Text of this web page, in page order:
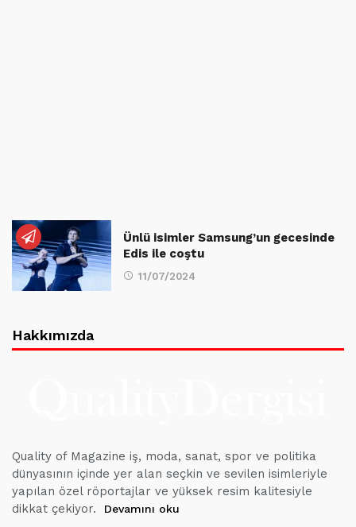
Ünlü isimler Samsung’un gecesinde
Edis ile coştu
11/07/2024
Hakkımızda
Quality of Magazine iş, moda, sanat, spor ve politika
dünyasının içinde yer alan seçkin ve sevilen isimleriyle
yapılan özel röportajlar ve yüksek resim kalitesiyle
dikkat çekiyor.
Devamını oku